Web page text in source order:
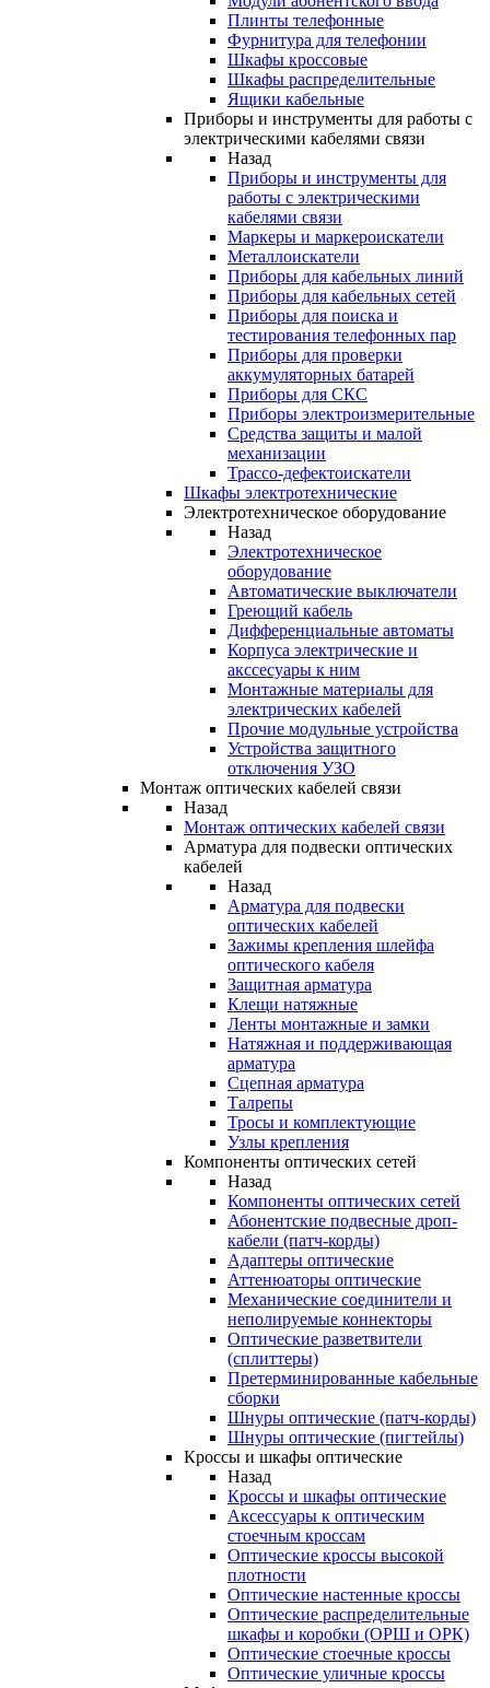
Плинты телефонные
Фурнитура для телефонии
Шкафы кроссовые
Шкафы распределительные
Ящики кабельные
Приборы и инструменты для работы с
электрическими кабелями связи
Назад
Приборы и инструменты для
работы с электрическими
кабелями связи
Маркеры и маркероискатели
Металлоискатели
Приборы для кабельных линий
Приборы для кабельных сетей
Приборы для поиска и
тестирования телефонных пар
Приборы для проверки
аккумуляторных батарей
Приборы для СКС
Приборы электроизмерительные
Средства защиты и малой
механизации
Трассо-дефектоискатели
Шкафы электротехнические
Электротехническое оборудование
Назад
Электротехническое
оборудование
Автоматические выключатели
Греющий кабель
Дифференциальные автоматы
Корпуса электрические и
акссесуары к ним
Монтажные материалы для
электрических кабелей
Прочие модульные устройства
Устройства защитного
отключения УЗО
Монтаж оптических кабелей связи
Назад
Монтаж оптических кабелей связи
Арматура для подвески оптических
кабелей
Назад
Арматура для подвески
оптических кабелей
Зажимы крепления шлейфа
оптического кабеля
Защитная арматура
Клещи натяжные
Ленты монтажные и замки
Натяжная и поддерживающая
арматура
Сцепная арматура
Талрепы
Тросы и комплектующие
Узлы крепления
Компоненты оптических сетей
Назад
Компоненты оптических сетей
Абонентские подвесные дроп-
кабели (патч-корды)
Адаптеры оптические
Аттенюаторы оптические
Механические соединители и
неполируемые коннекторы
Оптические разветвители
(сплиттеры)
Претерминированные кабельные
сборки
Шнуры оптические (патч-корды)
Шнуры оптические (пигтейлы)
Кроссы и шкафы оптические
Назад
Кроссы и шкафы оптические
Аксессуары к оптическим
стоечным кроссам
Оптические кроссы высокой
плотности
Оптические настенные кроссы
Оптические распределительные
шкафы и коробки (ОРШ и ОРК)
Оптические стоечные кроссы
Оптические уличные кроссы